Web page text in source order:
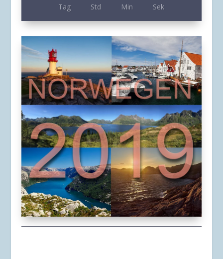
Tag Std Min Sek